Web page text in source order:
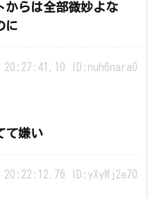
からは全部微妙よな
に
ID:nuh6nara0
て嫌い
ID:yXyWj2e70